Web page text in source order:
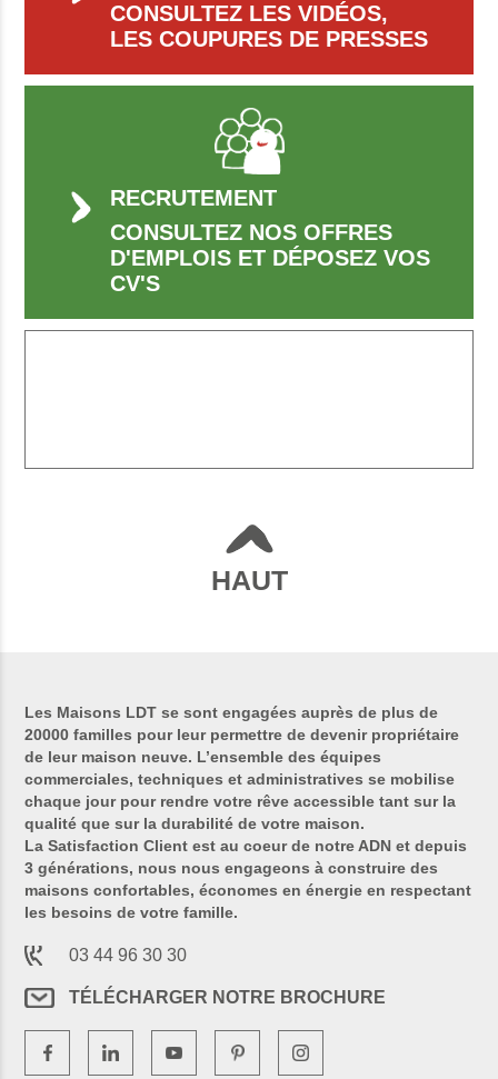
CONSULTEZ LES VIDÉOS,
LES COUPURES DE PRESSES
RECRUTEMENT
CONSULTEZ NOS OFFRES
D'EMPLOIS ET DÉPOSEZ VOS
CV'S
HAUT
Les Maisons LDT se sont engagées auprès de plus de
20000 familles pour leur permettre de devenir propriétaire
de leur maison neuve. L’ensemble des équipes
commerciales, techniques et administratives se mobilise
chaque jour pour rendre votre rêve accessible tant sur la
qualité que sur la durabilité de votre maison.
La Satisfaction Client est au coeur de notre ADN et depuis
3 générations, nous nous engageons à construire des
maisons confortables, économes en énergie en respectant
les besoins de votre famille.
03 44 96 30 30
TÉLÉCHARGER NOTRE BROCHURE